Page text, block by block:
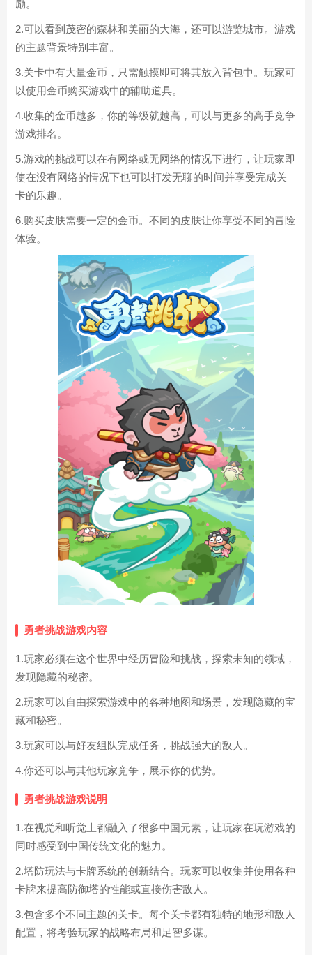
励。
2.可以看到茂密的森林和美丽的大海，还可以游览城市。游戏
的主题背景特别丰富。
3.关卡中有大量金币，只需触摸即可将其放入背包中。玩家可
以使用金币购买游戏中的辅助道具。
4.收集的金币越多，你的等级就越高，可以与更多的高手竞争
游戏排名。
5.游戏的挑战可以在有网络或无网络的情况下进行，让玩家即
使在没有网络的情况下也可以打发无聊的时间并享受完成关
卡的乐趣。
6.购买皮肤需要一定的金币。不同的皮肤让你享受不同的冒险
体验。
勇者挑战游戏内容
1.玩家必须在这个世界中经历冒险和挑战，探索未知的领域，
发现隐藏的秘密。
2.玩家可以自由探索游戏中的各种地图和场景，发现隐藏的宝
藏和秘密。
3.玩家可以与好友组队完成任务，挑战强大的敌人。
4.你还可以与其他玩家竞争，展示你的优势。
勇者挑战游戏说明
1.在视觉和听觉上都融入了很多中国元素，让玩家在玩游戏的
同时感受到中国传统文化的魅力。
2.塔防玩法与卡牌系统的创新结合。玩家可以收集并使用各种
卡牌来提高防御塔的性能或直接伤害敌人。
3.包含多个不同主题的关卡。每个关卡都有独特的地形和敌人
配置，将考验玩家的战略布局和足智多谋。